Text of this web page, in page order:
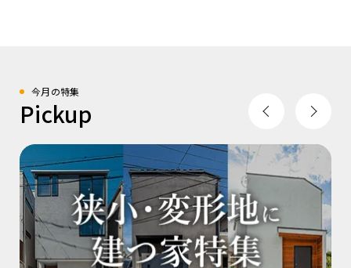
今月の特集
Pickup